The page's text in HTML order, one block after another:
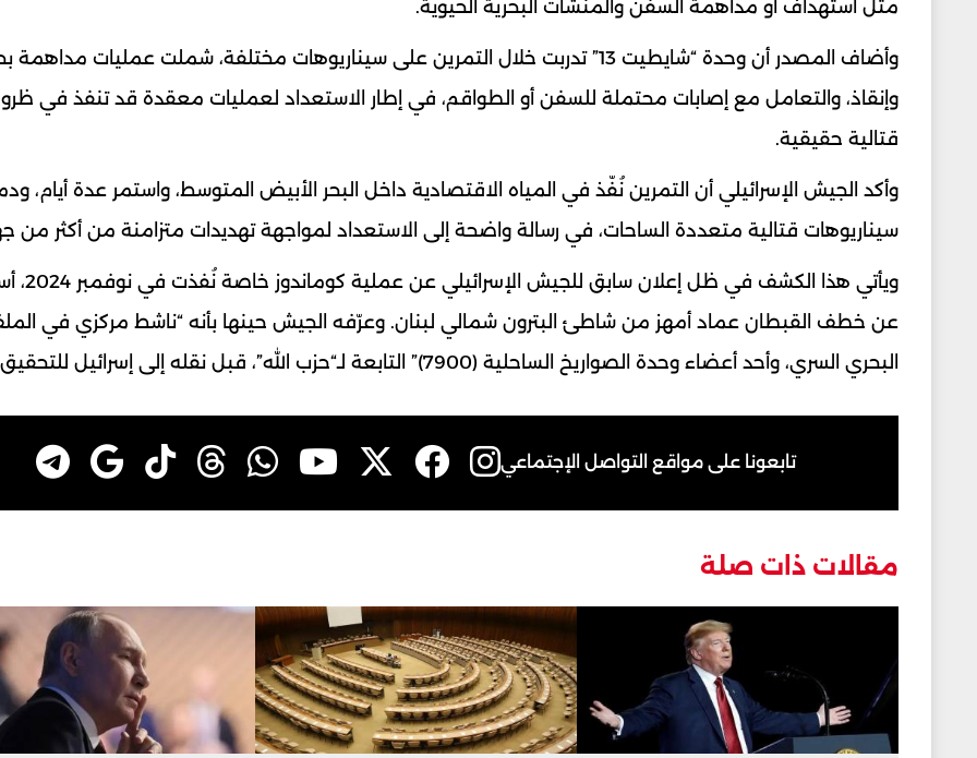
مثل استهداف أو مداهمة السفن والمنشآت البحرية الحيوية.
وأضاف المصدر أن وحدة “شايطيت 13” تدربت خلال التمرين على سيناريوهات مختلفة، شملت عمليات مداهمة
وإنقاذ، والتعامل مع إصابات محتملة للسفن أو الطواقم، في إطار الاستعداد لعمليات معقدة قد تنفذ في
قتالية حقيقية.
وأكد الجيش الإسرائيلي أن التمرين نُفّذ في المياه الاقتصادية داخل البحر الأبيض المتوسط، واستمر عدة أيام،
سيناريوهات قتالية متعددة الساحات، في رسالة واضحة إلى الاستعداد لمواجهة تهديدات متزامنة من أكثر من
ويأتي هذا الكشف في ظل إعلان سابق
عن خطف القبطان عماد أمهز من شاطئ البترون شمالي لبنان. وعرّفه الجيش حينها بأنه “ناشط مركزي في
البحري السري، وأحد أعضاء وحدة الصواريخ الساحلية (7900)” التابعة لـ“حزب الله”، قبل نقله إلى إسرائيل للتحقيق.
تابعونا على مواقع التواصل الإجتماعي
مقالات ذات صلة